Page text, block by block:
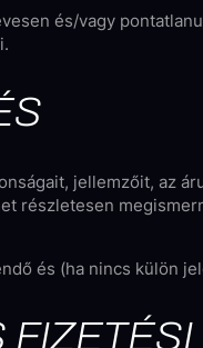
és/vagy
jellemzőit, az
részletesen
és (ha nincs külön